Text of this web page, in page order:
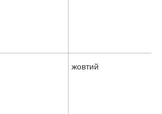
жовтий